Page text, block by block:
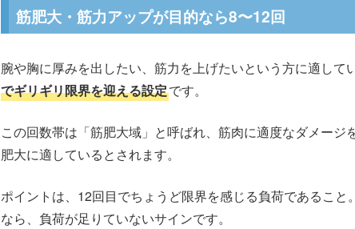
筋肥大・筋力アップが目的なら8〜12回
腕や胸に厚みを出したい、筋力を上げたいという方に適して
でギリギリ限界を迎える設定です。
この回数帯は「筋肥大域」と呼ばれ、筋肉に適度なダメージ
肥大に適しているとされます。
ポイントは、12回目でちょうど限界を感じる負荷であること
なら、負荷が足りていないサインです。